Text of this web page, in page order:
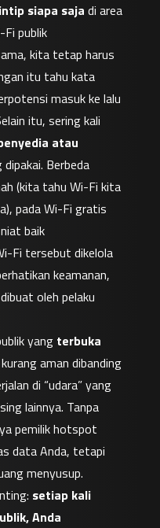
siapa saja di area
Fi publik
kita tetap harus
itu tahu kata
masuk ke lalu
itu, sering kali
atau
dipakai. Berbeda
(kita tahu Wi-Fi kita
pada Wi-Fi gratis
baik
Fi tersebut dikelola
keamanan,
oleh pelaku
yang terbuka
aman dibanding
di “udara” yang
lainnya. Tanpa
pemilik hotspot
menyusup.
setiap kali
Anda